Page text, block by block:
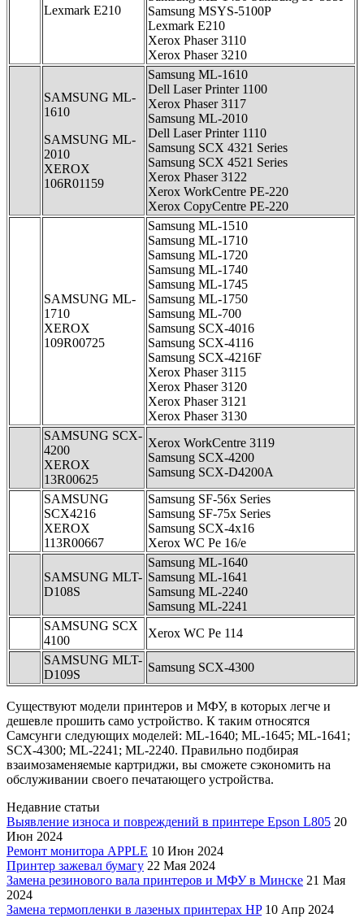
Lexmark E210
Samsung MSYS-5100P
Lexmark E210
Xerox Phaser 3110
Xerox Phaser 3210
SAMSUNG ML-
1610
SAMSUNG ML-
2010
XEROX
106R01159
Samsung ML-1610
Dell Laser Printer 1100
Xerox Phaser 3117
Samsung ML-2010
Dell Laser Printer 1110
Samsung SCX 4321 Series
Samsung SCX 4521 Series
Xerox Phaser 3122
Xerox WorkCentre PE-220
Xerox CopyCentre PE-220
SAMSUNG ML-
1710
XEROX
109R00725
Samsung ML-1510
Samsung ML-1710
Samsung ML-1720
Samsung ML-1740
Samsung ML-1745
Samsung ML-1750
Samsung ML-700
Samsung SCX-4016
Samsung SCX-4116
Samsung SCX-4216F
Xerox Phaser 3115
Xerox Phaser 3120
Xerox Phaser 3121
Xerox Phaser 3130
SAMSUNG SCX-
4200
XEROX
13R00625
Xerox WorkCentre 3119
Samsung SCX-4200
Samsung SCX-D4200A
SAMSUNG
SCX4216
XEROX
113R00667
Samsung SF-56x Series
Samsung SF-75x Series
Samsung SCX-4x16
Xerox WC Pe 16/e
SAMSUNG MLT-
D108S
Samsung ML-1640
Samsung ML-1641
Samsung ML-2240
Samsung ML-2241
SAMSUNG SCX
4100
Xerox WC Pe 114
SAMSUNG MLT-
D109S
Samsung SCX-4300
Существуют модели принтеров и МФУ, в которых легче и
дешевле прошить само устройство. К таким относятся
Самсунги следующих моделей: ML-1640; ML-1645; ML-1641;
SCX-4300; ML-2241; ML-2240. Правильно подбирая
взаимозаменяемые картриджи, вы сможете сэкономить на
обслуживании своего печатающего устройства.
Недавние статьи
Выявление износа и повреждений в принтере Epson L805 20
Июн 2024
Ремонт монитора APPLE 10 Июн 2024
Принтер зажевал бумагу 22 Мая 2024
Замена резинового вала принтеров и МФУ в Минске 21 Мая
2024
Замена термопленки в лазеных принтерах HP 10 Апр 2024